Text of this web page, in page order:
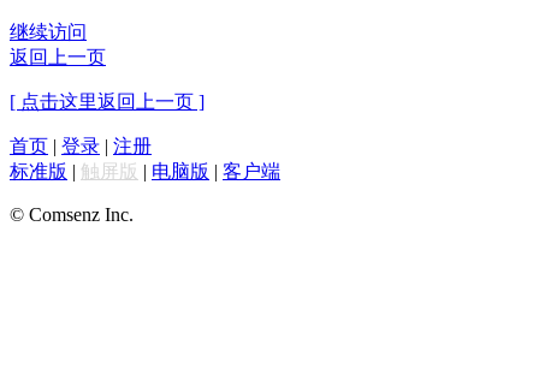
继续访问
返回上一页
[ 点击这里返回上一页 ]
首页 | 登录 | 注册
标准版 | 触屏版 | 电脑版 | 客户端
© Comsenz Inc.